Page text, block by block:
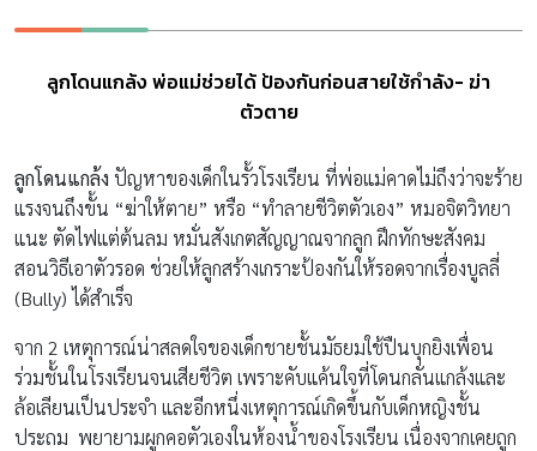
ลูกโดนแกล้ง พ่อแม่ช่วยได้ ป้องกันก่อนสายใช้กำลัง- ฆ่า
ตัวตาย
ลูกโดนแกล้ง ปัญหาของเด็กในรั้วโรงเรียน ที่พ่อแม่คาดไม่ถึงว่าจะร้าย
แรงจนถึงขั้น “ฆ่าให้ตาย” หรือ “ทำลายชีวิตตัวเอง” หมอจิตวิทยา
แนะ ตัดไฟแต่ต้นลม หมั่นสังเกตสัญญาณจากลูก ฝึกทักษะสังคม
สอนวิธีเอาตัวรอด ช่วยให้ลูกสร้างเกราะป้องกันให้รอดจากเรื่องบูลลี่
(Bully) ได้สำเร็จ
จาก 2 เหตุการณ์น่าสลดใจของเด็กชายชั้นมัธยมใช้ปืนบุกยิงเพื่อน
ร่วมชั้นในโรงเรียนจนเสียชีวิต เพราะคับแค้นใจที่โดนกลั่นแกล้งและ
ล้อเลียนเป็นประจำ และอีกหนึ่งเหตุการณ์เกิดขึ้นกับเด็กหญิงชั้น
ประถม พยายามผูกคอตัวเองในห้องน้ำของโรงเรียน เนื่องจากเคยถูก